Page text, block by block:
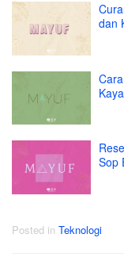
dan
Sop
Posted in Teknologi